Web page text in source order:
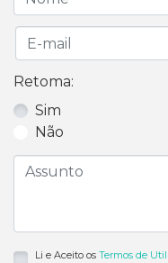
Retoma:
Sim
Não
Li e Aceito os Termos de